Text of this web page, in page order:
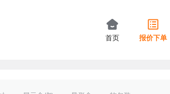
首页 报价下单